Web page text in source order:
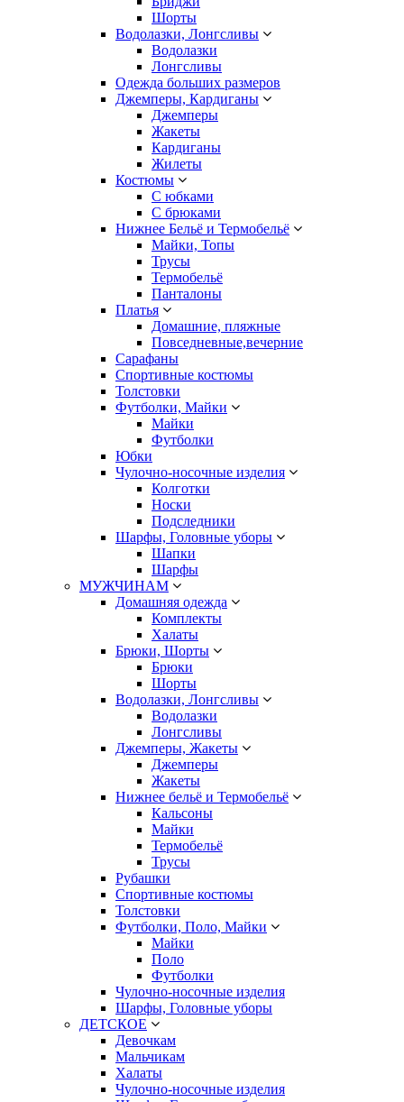
Шорты
Водолазки, Лонгсливы
Водолазки
Лонгсливы
Одежда больших размеров
Джемперы, Кардиганы
Джемперы
Жакеты
Кардиганы
Жилеты
Костюмы
С юбками
С брюками
Нижнее Бельё и Термобельё
Майки, Топы
Трусы
Термобельё
Панталоны
Платья
Домашние, пляжные
Повседневные,вечерние
Сарафаны
Спортивные костюмы
Толстовки
Футболки, Майки
Майки
Футболки
Юбки
Чулочно-носочные изделия
Колготки
Носки
Подследники
Шарфы, Головные уборы
Шапки
Шарфы
МУЖЧИНАМ
Домашняя одежда
Комплекты
Халаты
Брюки, Шорты
Брюки
Шорты
Водолазки, Лонгсливы
Водолазки
Лонгсливы
Джемперы, Жакеты
Джемперы
Жакеты
Нижнее бельё и Термобельё
Кальсоны
Майки
Термобельё
Трусы
Рубашки
Спортивные костюмы
Толстовки
Футболки, Поло, Майки
Майки
Поло
Футболки
Чулочно-носочные изделия
Шарфы, Головные уборы
ДЕТСКОЕ
Девочкам
Мальчикам
Халаты
Чулочно-носочные изделия